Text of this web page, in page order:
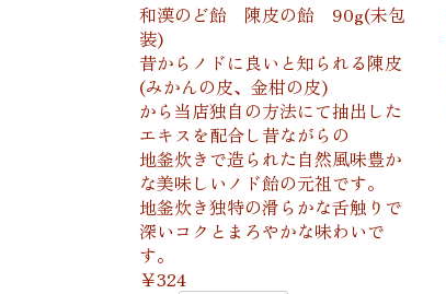
和漢のど飴 陳皮の飴 90g(未包
装)
昔からノドに良いと知られる陳皮
(みかんの皮、金柑の皮)
から当店独自の方法にて抽出した
エキスを配合し昔ながらの
地釜炊きで造られた自然風味豊か
な美味しいノド飴の元祖です。
地釜炊き独特の滑らかな舌触りで
深いコクとまろやかな味わいで
す。
￥324